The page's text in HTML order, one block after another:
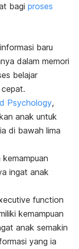
bagi proses
baru
dalam memori
belajar
Psychology,
anak untuk
di bawah lima
ingat anak
function
kemampuan
anak semakin
yang ia